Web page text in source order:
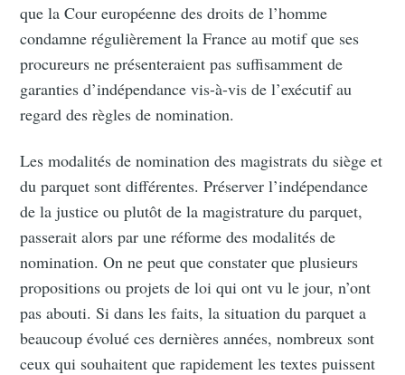
que la Cour européenne des droits de l’homme
condamne régulièrement la France au motif que ses
procureurs ne présenteraient pas suffisamment de
garanties d’indépendance vis-à-vis de l’exécutif au
regard des règles de nomination.
Les modalités de nomination des magistrats du siège et
du parquet sont différentes. Préserver l’indépendance
de la justice ou plutôt de la magistrature du parquet,
passerait alors par une réforme des modalités de
nomination. On ne peut que constater que plusieurs
propositions ou projets de loi qui ont vu le jour, n’ont
pas abouti. Si dans les faits, la situation du parquet a
beaucoup évolué ces dernières années, nombreux sont
ceux qui souhaitent que rapidement les textes puissent